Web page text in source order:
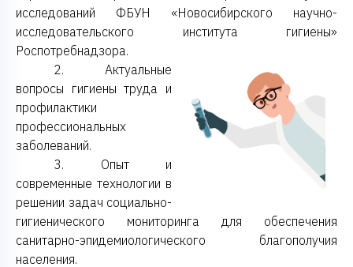
исследований ФБУН «Новосибирского научно-
исследовательского института гигиены»
Роспотребнадзора.
2. Актуальные
вопросы гигиены труда и
профилактики
профессиональных
заболеваний.
3. Опыт и
современные технологии в
решении задач социально-
гигиенического мониторинга для обеспечения
санитарно-эпидемиологического благополучия
населения.